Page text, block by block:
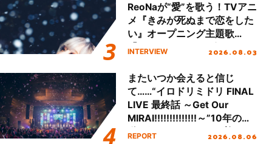
ReoNaが“愛”を歌う！TVアニ
メ『きみが死ぬまで恋をした
い』オープニング主題歌
「Amore」インタビュー
INTERVIEW 2026.08.03
またいつか会えると信じ
て……“イロドリミドリ FINAL
LIVE 最終話 ～Get Our
MIRAI!!!!!!!!!!!!!!～”10年の活
動を経てファイナルを迎える
REPORT 2026.08.06